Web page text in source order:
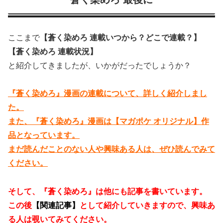
ここまで 【蒼く染めろ 連載いつから？どこで連載？】
【蒼く染めろ 連載状況】
と紹介してきましたが、いかがだったでしょうか？
『蒼く染めろ』漫画の連載について、詳しく紹介しまし
た。
また、『蒼く染めろ』漫画は【マガポケ オリジナル】作
品となっています。
まだ読んだことのない人や興味ある人は、ぜひ読んでみて
ください。
そして、『蒼く染めろ』は他にも記事を書いています。
この後 【関連記事】
として紹介していきますので、興味あ
る人は覗いてみてください。